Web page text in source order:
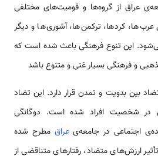
عراق از گروه‌ها و قومیت‌های مختلفی
کردها، ترکمن‌ها، آشوری‌ها و دیگر
این تنوع فرهنگی باعث شده است که
و فرهنگی بسیار غنی و متنوع باشد
بین بدویت و تمدن قرار دارد. این تضاد
در شخصیت افراد شده است. دوگانگی
اجتماعی در جامعه‌یعراق مطرح شده
ارزش‌های متضاد، رفتارهای متناقضی از